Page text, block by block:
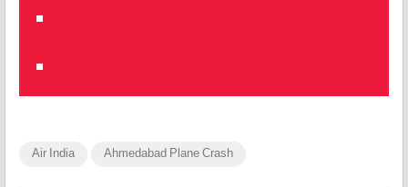
Air India Ahmedabad Plane Crash